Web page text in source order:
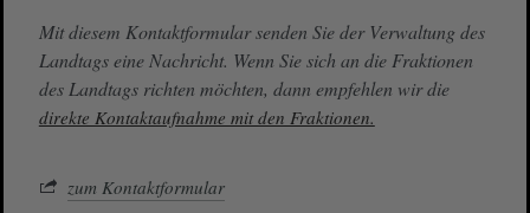
Mit diesem Kontaktformular senden Sie der Verwaltung des
Landtags eine Nachricht. Wenn Sie sich an die Fraktionen
des Landtags richten möchten, dann empfehlen wir die
direkte Kontaktaufnahme mit den Fraktionen.
zum Kontaktformular